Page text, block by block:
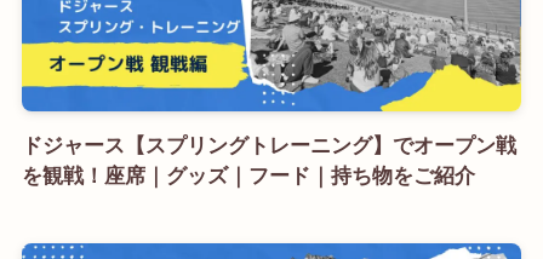
ドジャース【スプリングトレーニング】でオープン戦
を観戦！座席｜グッズ｜フード｜持ち物をご紹介